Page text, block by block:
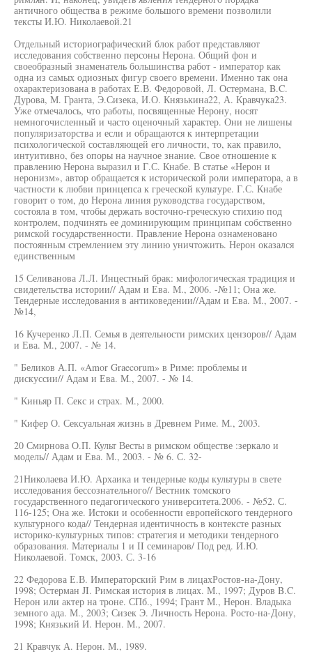
античного общества в режиме большого времени позволили
тексты И.Ю. Николаевой.21
Отдельный историографический блок работ представляют
исследования собственно персоны Нерона. Общий фон и
своеобразный знаменатель большинства работ - император как
одна из самых одиозных фигур своего времени. Именно так она
охарактеризована в работах Е.В. Федоровой, Л. Остермана, B.C.
Дурова, М. Гранта, Э.Сизека, И.О. Князькина22, А. Кравчука23.
Уже отмечалось, что работы, посвященные Нерону, носят
немногочисленный и часто оценочный характер. Они не лишены
популяризаторства и если и обращаются к интерпретации
психологической составляющей его личности, то, как правило,
интуитивно, без опоры на научное знание. Свое отношение к
правлению Нерона выразил и Г.С. Кнабе. В статье «Нерон и
неронизм», автор обращается к исторической роли императора, а в
частности к любви принцепса к греческой культуре. Г.С. Кнабе
говорит о том, до Нерона линия руководства государством,
состояла в том, чтобы держать восточно-греческую стихию под
контролем, подчинять ее доминирующим принципам собственно
римской государственности. Правление Нерона ознаменовано
постоянным стремлением эту линию уничтожить. Нерон оказался
единственным
15 Селиванова Л.Л. Инцестный брак: мифологическая традиция и
свидетельства истории// Адам и Ева. М., 2006. -№11; Она же.
Тендерные исследования в антиковедении//Адам и Ева. М., 2007. -
№14,
16 Кучеренко Л.П. Семья в деятельности римских цензоров// Адам
и Ева. М., 2007. - № 14.
" Беликов А.П. «Amor Graecorum» в Риме: проблемы и
дискуссии// Адам и Ева. М., 2007. - № 14.
" Киньяр П. Секс и страх. М., 2000.
" Кифер О. Сексуальная жизнь в Древнем Риме. М., 2003.
20 Смирнова О.П. Культ Весты в римском обществе :зеркало и
модель// Адам и Ева. М., 2003. - № 6. С. 32-
21Николаева И.Ю. Архаика и тендерные коды культуры в свете
исследования бессознательного// Вестник томского
государственного педагогического университета.2006. - №52. С.
116-125; Она же. Истоки и особенности европейского тендерного
культурного кода// Тендерная идентичность в контексте разных
историко-культурных типов: стратегия и методики тендерного
образования. Материалы 1 и II семинаров/ Под ред. И.Ю.
Николаевой. Томск, 2003. С. 3-16
22 Федорова Е.В. Императорский Рим в лицахРостов-на-Дону,
1998; Остерман JI. Римская история в лицах. М., 1997; Дуров B.C.
Нерон или актер на троне. СПб., 1994; Грант М., Нерон. Владыка
земного ада. М., 2003; Сизек Э. Личность Нерона. Росто-на-Дону,
1998; Князький И. Нерон. М., 2007.
21 Кравчук А. Нерон. М., 1989.